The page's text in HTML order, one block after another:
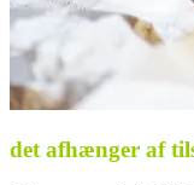
det afhænger af